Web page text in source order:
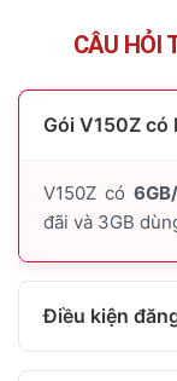
CÂU HỎI
Gói V150Z có
V150Z có
đãi và 3GB
Điều kiện